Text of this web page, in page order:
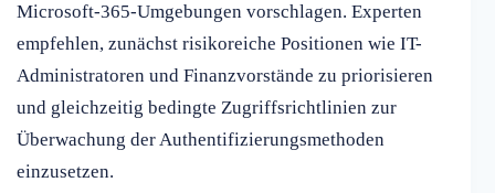
Microsoft-365-Umgebungen vorschlagen. Experten
empfehlen, zunächst risikoreiche Positionen wie IT-
Administratoren und Finanzvorstände zu priorisieren
und gleichzeitig bedingte Zugriffsrichtlinien zur
Überwachung der Authentifizierungsmethoden
einzusetzen.